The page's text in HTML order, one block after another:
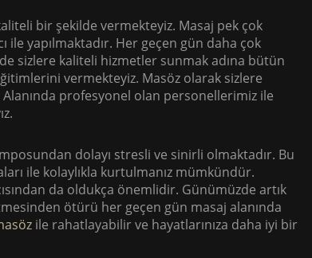
bir şekilde vermekteyiz. Masaj pek çok
ile yapılmaktadır. Her geçen gün daha çok
sizlere kaliteli hizmetler sunmak adına bütün
vermekteyiz. Masöz olarak sizlere
profesyonel olan personellerimiz ile
dolayı stresli ve sinirli olmaktadır. Bu
ile kolaylıkla kurtulmanız mümkündür.
da oldukça önemlidir. Günümüzde artık
ötürü her geçen gün masaj alanında
ile rahatlayabilir ve hayatlarınıza daha iyi bir